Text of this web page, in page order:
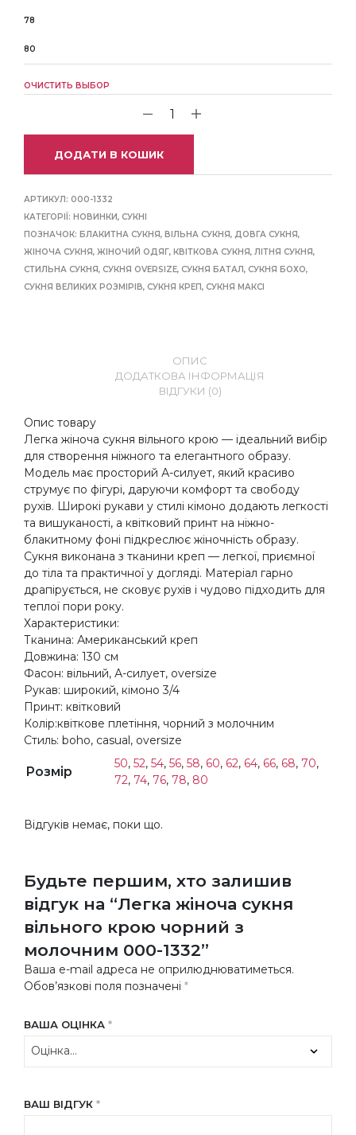
78
80
ОЧИСТИТЬ ВЫБОР
ДОДАТИ В КОШИК
АРТИКУЛ: 000-1332
КАТЕГОРІЇ: НОВИНКИ, СУКНІ
ПОЗНАЧОК: БЛАКИТНА СУКНЯ, ВІЛЬНА СУКНЯ, ДОВГА СУКНЯ,
ЖІНОЧА СУКНЯ, ЖІНОЧИЙ ОДЯГ, КВІТКОВА СУКНЯ, ЛІТНЯ СУКНЯ,
СТИЛЬНА СУКНЯ, СУКНЯ OVERSIZE, СУКНЯ БАТАЛ, СУКНЯ БОХО,
СУКНЯ ВЕЛИКИХ РОЗМІРІВ, СУКНЯ КРЕП, СУКНЯ МАКСІ
ОПИС
ДОДАТКОВА ІНФОРМАЦІЯ
ВІДГУКИ (0)
Опис товару
Легка жіноча сукня вільного крою — ідеальний вибір
для створення ніжного та елегантного образу.
Модель має просторий А-силует, який красиво
струмує по фігурі, даруючи комфорт та свободу
рухів. Широкі рукави у стилі кімоно додають легкості
та вишуканості, а квітковий принт на ніжно-
блакитному фоні підкреслює жіночність образу.
Сукня виконана з тканини креп — легкої, приємної
до тіла та практичної у догляді. Матеріал гарно
драпірується, не сковує рухів і чудово підходить для
теплої пори року.
Характеристики:
Тканина: Американський креп
Довжина: 130 см
Фасон: вільний, А-силует, oversize
Рукав: широкий, кімоно 3/4
Принт: квітковий
Колір:квіткове плетіння, чорний з молочним
Стиль: boho, casual, oversize
Розмір
50, 52, 54, 56, 58, 60, 62, 64, 66, 68, 70,
72, 74, 76, 78, 80
Відгуків немає, поки що.
Будьте першим, хто залишив
відгук на “Легка жіноча сукня
вільного крою чорний з
молочним 000-1332”
Ваша e-mail адреса не оприлюднюватиметься.
Обов’язкові поля позначені *
ВАША ОЦІНКА *
ВАШ ВІДГУК *